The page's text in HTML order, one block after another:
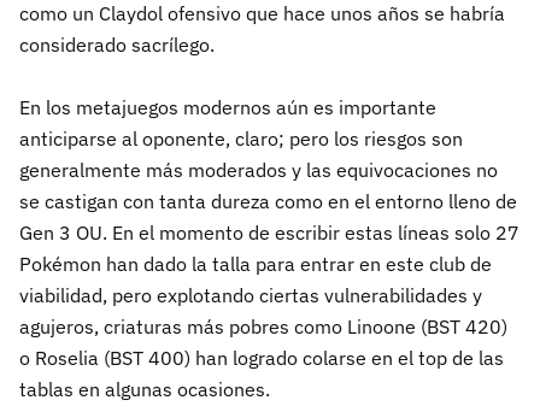
como un Claydol ofensivo que hace unos años se habría
considerado sacrílego.
En los metajuegos modernos aún es importante
anticiparse al oponente, claro; pero los riesgos son
generalmente más moderados y las equivocaciones no
se castigan con tanta dureza como en el entorno lleno de
Gen 3 OU. En el momento de escribir estas líneas solo 27
Pokémon han dado la talla para entrar en este club de
viabilidad, pero explotando ciertas vulnerabilidades y
agujeros, criaturas más pobres como Linoone (BST 420)
o Roselia (BST 400) han logrado colarse en el top de las
tablas en algunas ocasiones.